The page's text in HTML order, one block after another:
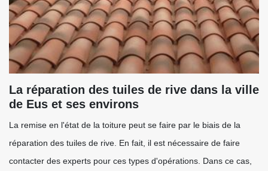
La réparation des tuiles de rive dans la ville
de Eus et ses environs
La remise en l'état de la toiture peut se faire par le biais de la
réparation des tuiles de rive. En fait, il est nécessaire de faire
contacter des experts pour ces types d'opérations. Dans ce cas,